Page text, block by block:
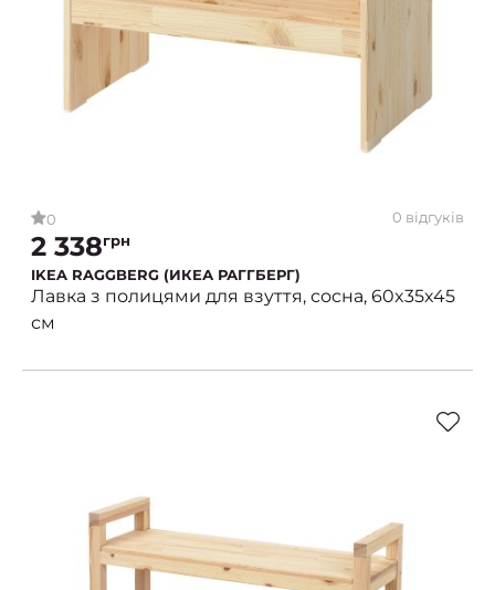
0 0 відгуків
2 338грн
IKEA RAGGBERG (ИКЕА РАГГБЕРГ)
Лавка з полицями для взуття, сосна, 60x35x45
см